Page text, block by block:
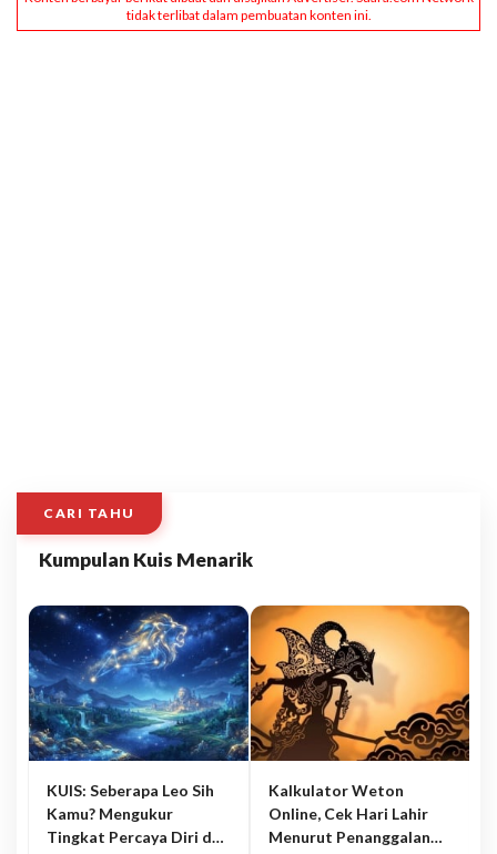
CARI TAHU
Kumpulan Kuis Menarik
KUIS: Seberapa Leo Sih
Kamu? Mengukur
Tingkat Percaya Diri dan
Kalkulator Weton
Online, Cek Hari Lahir
Menurut Penanggalan